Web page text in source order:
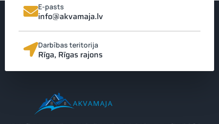
E-pasts
info@akvamaja.lv
Darbības teritorija
Rīga, Rīgas rajons